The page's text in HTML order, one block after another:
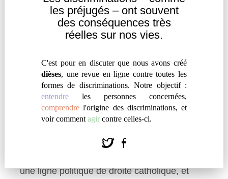
lespréjugés – ont souvent
desconséquences très
réelles sur nos vies.
C'est pour en discuter que nous avons créé
dièses, une revue en ligne contre toutes les
formes de discriminations. Notre objectif :
entendre les personnes concernées,
comprendre l'origine des discriminations, et
voir comment agir contre celles-ci.
père Jean-Marie Le Pen, Sophie Robert a
affirmé au micro de France Bleu Loire avoir
pour celui-ci “beaucoup d’admiration”.
À l’automne 2020, plusieurs élus RN proches
de Marion Maréchal ont été convoqués par la
commission des conflits du parti. Certains ont
été écartés du parti, mais ce n’est visiblement
pas le cas de Sophie Robert, dont le nom
du conseil national du parti. Les points
une ligne politique de droite catholique, et